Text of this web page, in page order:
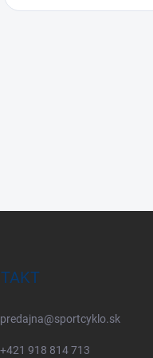
predajna@sportcyklo.sk
+421 918 814 713